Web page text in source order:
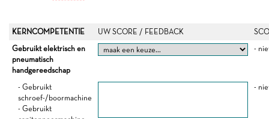
KERNCOMPETENTIE UW SCORE / FEEDBACK
Gebruikt elektrisch en
pneumatisch
handgereedschap
-
- Gebruikt
schroef-/boormachine
- Gebruikt
-